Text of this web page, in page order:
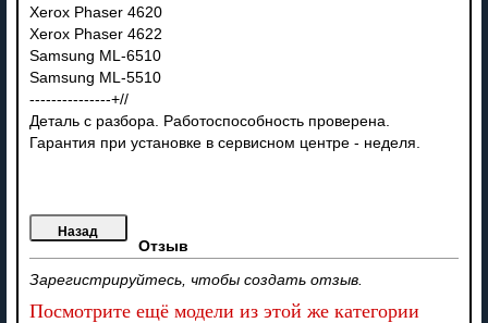
Xerox Phaser 4620
Xerox Phaser 4622
Samsung ML-6510
Samsung ML-5510
---------------+//
Деталь с разбора. Работоспособность проверена.
Гарантия при установке в сервисном центре - неделя.
Отзыв
Зарегистрируйтесь, чтобы создать отзыв.
Посмотрите ещё модели из этой же категории